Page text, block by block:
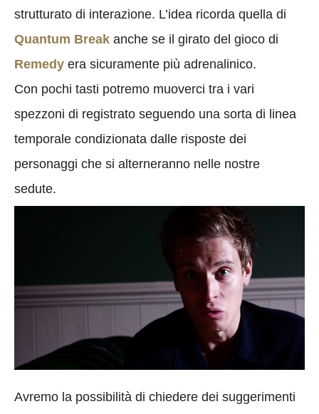
strutturato di interazione. L’idea ricorda quella di
Quantum Break anche se il girato del gioco di
Remedy era sicuramente più adrenalinico.
Con pochi tasti potremo muoverci tra i vari
spezzoni di registrato seguendo una sorta di linea
temporale condizionata dalle risposte dei
personaggi che si alterneranno nelle nostre
sedute.
Avremo la possibilità di chiedere dei suggerimenti